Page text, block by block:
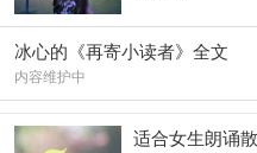
冰心的《再寄小读者》全文
内容维护中
适合女生朗诵